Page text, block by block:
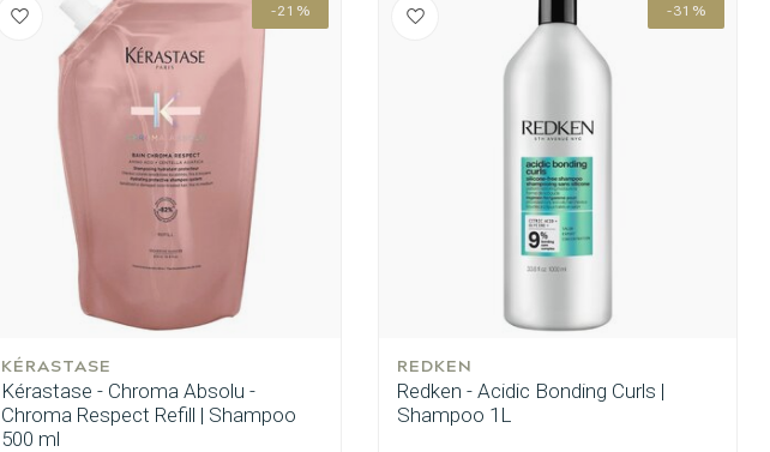
-21%
KÉRASTASE
Kérastase - Chroma Absolu -
Chroma Respect Refill | Shampoo
500 ml
-31%
REDKEN
Redken - Acidic Bonding Curls |
Shampoo 1L